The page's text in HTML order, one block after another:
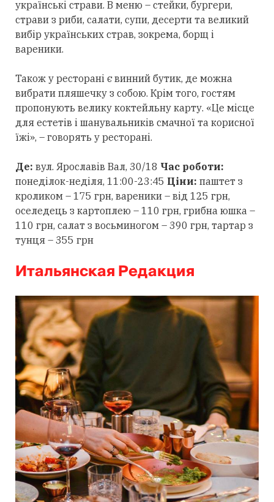
українські страви. В меню – стейки, бургери,
страви з риби, салати, супи, десерти та великий
вибір українських страв, зокрема, борщ і
вареники.
Також у ресторані є винний бутик, де можна
вибрати пляшечку з собою. Крім того, гостям
пропонують велику коктейльну карту. «Це місце
для естетів і шанувальників смачної та корисної
їжі», – говорять у ресторані.
Де: вул. Ярославів Вал, 30/18 Час роботи:
понеділок-неділя, 11:00-23:45 Ціни: паштет з
кроликом – 175 грн, вареники – від 125 грн,
оселедець з картоплею – 110 грн, грибна юшка –
110 грн, салат з восьминогом – 390 грн, тартар з
тунця – 355 грн
Итальянская Редакция